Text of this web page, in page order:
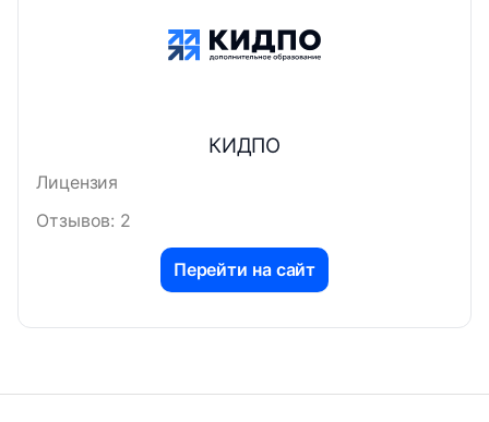
КИДПО
Лицензия
Отзывов: 2
Перейти на сайт